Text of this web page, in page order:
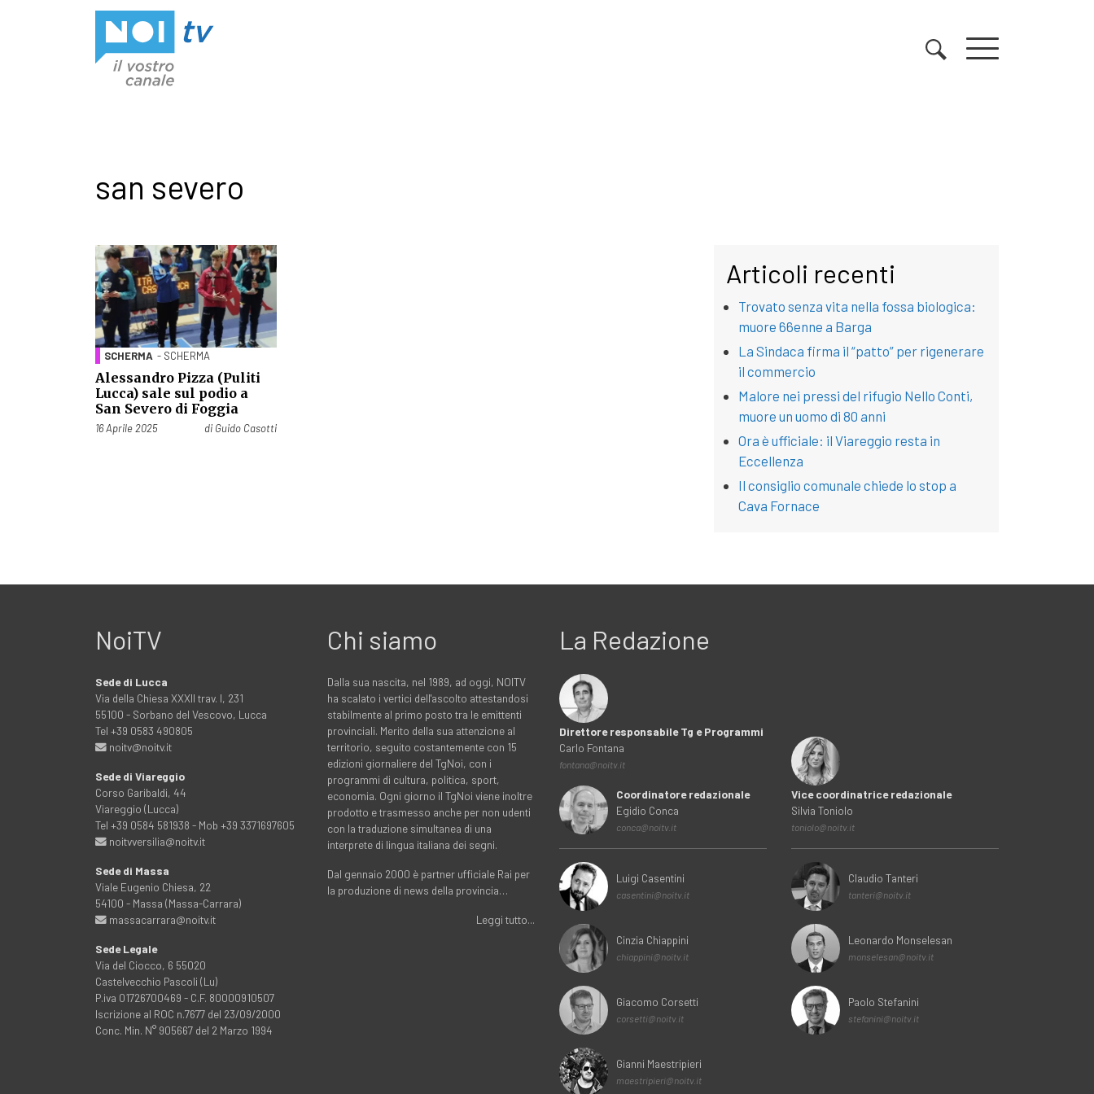
san severo
SCHERMA - SCHERMA
Alessandro Pizza (Puliti
Lucca) sale sul podio a
San Severo di Foggia
Pubblicato il
16 Aprile 2025 di Guido Casotti
Articoli recenti
Trovato senza vita nella fossa biologica:
muore 66enne a Barga
La Sindaca firma il “patto” per rigenerare
il commercio
Malore nei pressi del rifugio Nello Conti,
muore un uomo di 80 anni
Ora è ufficiale: il Viareggio resta in
Eccellenza
Il consiglio comunale chiede lo stop a
Cava Fornace
NoiTV
Sede di Lucca
Via della Chiesa XXXII trav. I, 231
55100 - Sorbano del Vescovo, Lucca
Tel +39 0583 490805
noitv@noitv.it
Sede di Viareggio
Corso Garibaldi, 44
Viareggio (Lucca)
Tel +39 0584 581938 - Mob +39 3371697605
noitvversilia@noitv.it
Sede di Massa
Viale Eugenio Chiesa, 22
54100 - Massa (Massa-Carrara)
massacarrara@noitv.it
Sede Legale
Via del Ciocco, 6 55020
Castelvecchio Pascoli (Lu)
P.iva 01726700469 - C.F. 80000910507
Iscrizione al ROC n.7677 del 23/09/2000
Conc. Min. N° 905667 del 2 Marzo 1994
Chi siamo
Dalla sua nascita, nel 1989, ad oggi, NOITV
ha scalato i vertici dell'ascolto attestandosi
stabilmente al primo posto tra le emittenti
provinciali. Merito della sua attenzione al
territorio, seguito costantemente con 15
edizioni giornaliere del TgNoi, con i
programmi di cultura, politica, sport,
economia. Ogni giorno il TgNoi viene inoltre
prodotto e trasmesso anche per non udenti
con la traduzione simultanea di una
interprete di lingua italiana dei segni.
Dal gennaio 2000 è partner ufficiale Rai per
la produzione di news della provincia…
Leggi tutto...
La Redazione
Direttore responsabile Tg e Programmi
Carlo Fontana
fontana@noitv.it
Coordinatore redazionale
Egidio Conca
conca@noitv.it
Luigi Casentini
casentini@noitv.it
Cinzia Chiappini
chiappini@noitv.it
Giacomo Corsetti
corsetti@noitv.it
Gianni Maestripieri
maestripieri@noitv.it
Vice coordinatrice redazionale
Silvia Toniolo
toniolo@noitv.it
Claudio Tanteri
tanteri@noitv.it
Leonardo Monselesan
monselesan@noitv.it
Paolo Stefanini
stefanini@noitv.it